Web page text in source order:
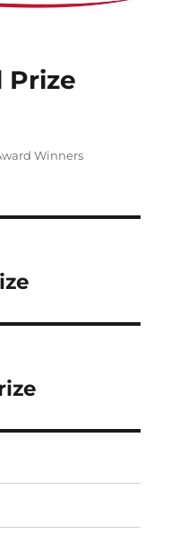
Prize
Winners